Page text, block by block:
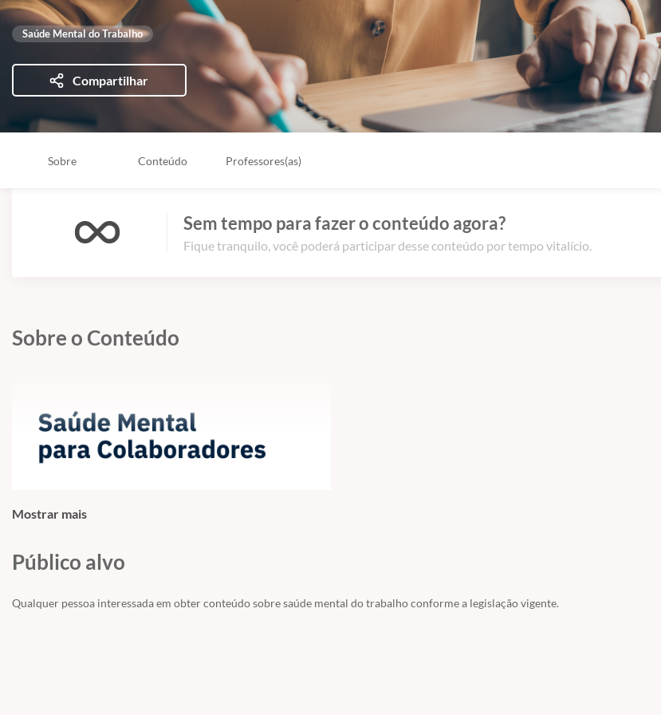
Saúde Mental do Trabalho
Compartilhar
Sobre Conteúdo Professores(as)
Sem tempo para fazer o conteúdo agora?
Fique tranquilo, você poderá participar desse conteúdo por tempo vitalício.
Sobre o Conteúdo
Mostrar mais
Público alvo
Qualquer pessoa interessada em obter conteúdo sobre saúde mental do trabalho conforme a legislação vigente.